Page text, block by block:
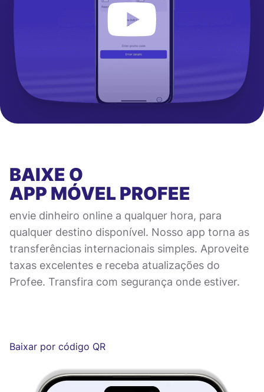
BAIXE O
APP MÓVELPROFEE
envie dinheiro online a qualquer hora, para
qualquer destino disponível. Nosso app torna as
transferências internacionais simples. Aproveite
taxas excelentes e receba atualizações do
Profee. Transfira com segurança onde estiver.
Baixar por código QR